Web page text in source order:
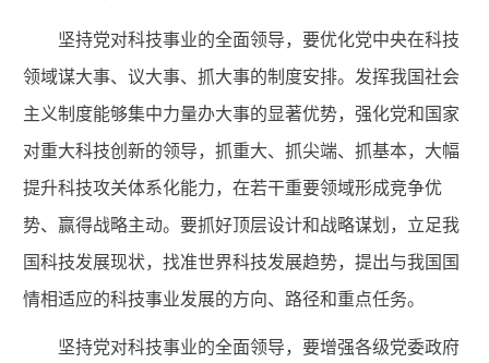
坚持党对科技事业的全面领导，要优化党中央在科技
领域谋大事、议大事、抓大事的制度安排。发挥我国社会
主义制度能够集中力量办大事的显著优势，强化党和国家
对重大科技创新的领导，抓重大、抓尖端、抓基本，大幅
提升科技攻关体系化能力，在若干重要领域形成竞争优
势、赢得战略主动。要抓好顶层设计和战略谋划，立足我
国科技发展现状，找准世界科技发展趋势，提出与我国国
情相适应的科技事业发展的方向、路径和重点任务。
坚持党对科技事业的全面领导，要增强各级党委政府